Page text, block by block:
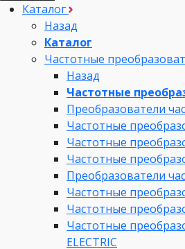
Каталог
Назад
Каталог
Частотные
Назад
Частотные
Преобразователи
Частотные
Частотные
Частотные
Преобразователи
Частотные
Частотные
Частотные
ELECTRIC